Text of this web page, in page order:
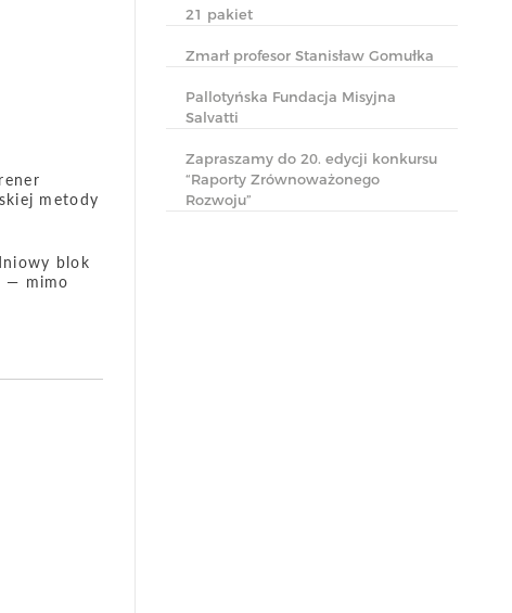
21 pakiet
Zmarł profesor Stanisław Gomułka
Pallotyńska Fundacja Misyjna
Salvatti
Zapraszamy do 20. edycji konkursu
“Raporty Zrównoważonego
Rozwoju”
metody
blok
— mimo